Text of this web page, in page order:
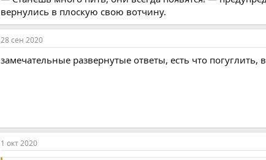
вернулись в плоскую свою вотчину.
28 сен 2020
замечательные развернутые ответы, есть что погуглить,
1 окт 2020